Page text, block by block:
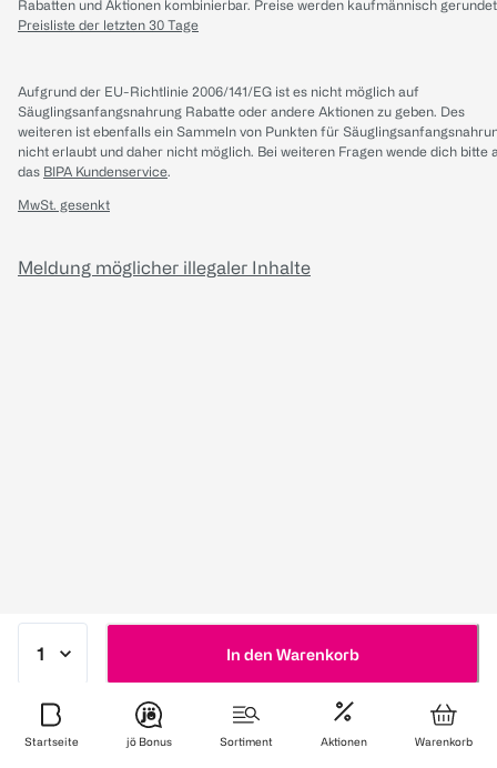
In den Warenkorb
Rabatten und Aktionen kombinierbar. Preise werden kaufmännisch
Preisliste der letzten 30 Tage
Aufgrund der EU-Richtlinie 2006/141/EG ist es nicht möglich auf
Säuglingsanfangsnahrung Rabatte oder andere Aktionen zu geben. Des
weiteren ist ebenfalls ein Sammeln von Punkten für
nicht erlaubt und daher nicht möglich. Bei weiteren Fragen wende dich bitte
das BIPA Kundenservice.
MwSt. gesenkt
Meldung möglicher illegaler Inhalte
Startseite jö Bonus Sortiment Aktionen Warenkorb